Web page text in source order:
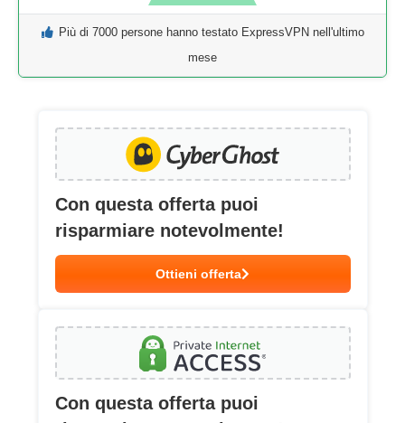
Più di 7000 persone hanno testato ExpressVPN nell'ultimo
mese
Con questa offerta puoi
risparmiare notevolmente!
Ottieni offerta
Con questa offerta puoi